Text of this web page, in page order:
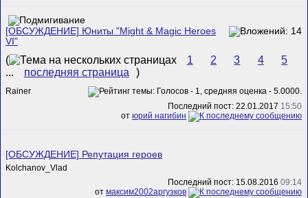
[ОБСУЖДЕНИЕ] Юниты "Might & Magic Heroes
VI"
( 1 2 3 4
5
...
последняя страница )
Rainer
Последний пост: 22.01.2017 15:50
от юрий нагибин
[ОБСУЖДЕНИЕ] Репутация героев
Kolchanov_Vlad
Последний пост: 15.08.2016 09:14
от максим2002аргузков